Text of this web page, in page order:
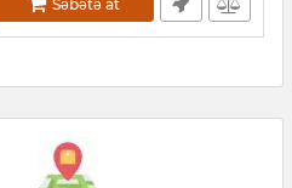
Səbətə at